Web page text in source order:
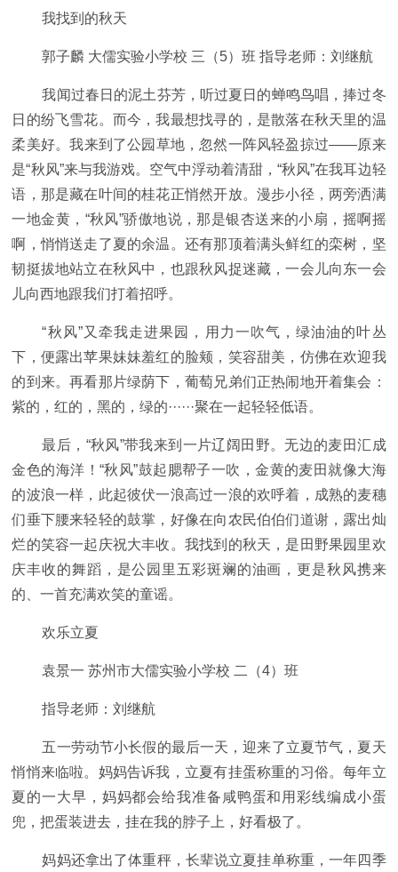
我找到的秋天
郭子麟 大儒实验小学校 三（5）班 指导老师：刘继航
我闻过春日的泥土芬芳，听过夏日的蝉鸣鸟唱，捧过冬
日的纷飞雪花。而今，我最想找寻的，是散落在秋天里的温
柔美好。我来到了公园草地，忽然一阵风轻盈掠过——原来
是“秋风”来与我游戏。空气中浮动着清甜，“秋风”在我耳边轻
语，那是藏在叶间的桂花正悄然开放。漫步小径，两旁洒满
一地金黄，“秋风”骄傲地说，那是银杏送来的小扇，摇啊摇
啊，悄悄送走了夏的余温。还有那顶着满头鲜红的栾树，坚
韧挺拔地站立在秋风中，也跟秋风捉迷藏，一会儿向东一会
儿向西地跟我们打着招呼。
“秋风”又牵我走进果园，用力一吹气，绿油油的叶丛
下，便露出苹果妹妹羞红的脸颊，笑容甜美，仿佛在欢迎我
的到来。再看那片绿荫下，葡萄兄弟们正热闹地开着集会：
紫的，红的，黑的，绿的······聚在一起轻轻低语。
最后，“秋风”带我来到一片辽阔田野。无边的麦田汇成
金色的海洋！“秋风”鼓起腮帮子一吹，金黄的麦田就像大海
的波浪一样，此起彼伏一浪高过一浪的欢呼着，成熟的麦穗
们垂下腰来轻轻的鼓掌，好像在向农民伯伯们道谢，露出灿
烂的笑容一起庆祝大丰收。我找到的秋天，是田野果园里欢
庆丰收的舞蹈，是公园里五彩斑斓的油画，更是秋风携来
的、一首充满欢笑的童谣。
欢乐立夏
袁景一 苏州市大儒实验小学校 二（4）班
指导老师：刘继航
五一劳动节小长假的最后一天，迎来了立夏节气，夏天
悄悄来临啦。妈妈告诉我，立夏有挂蛋称重的习俗。每年立
夏的一大早，妈妈都会给我准备咸鸭蛋和用彩线编成小蛋
兜，把蛋装进去，挂在我的脖子上，好看极了。
妈妈还拿出了体重秤，长辈说立夏挂单称重，一年四季